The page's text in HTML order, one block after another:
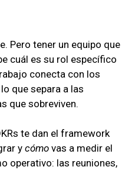
Pero tener un equipo que
cuál es su rol específico
conecta con los
que separa a las
que sobreviven.
te dan el framework
y cómo vas a medir el
operativo: las reuniones,